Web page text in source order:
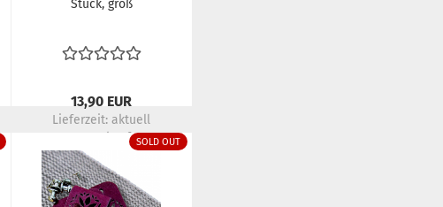
Stück, groß
13,90 EUR
Lieferzeit:aktuell
ausverkauftSOLD OUT